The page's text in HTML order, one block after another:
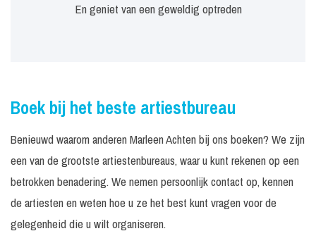
En geniet van een geweldig optreden
Boek bij het beste artiestbureau
Benieuwd waarom anderen Marleen Achten bij ons boeken? We zijn
een van de grootste artiestenbureaus, waar u kunt rekenen op een
betrokken benadering. We nemen persoonlijk contact op, kennen
de artiesten en weten hoe u ze het best kunt vragen voor de
gelegenheid die u wilt organiseren.